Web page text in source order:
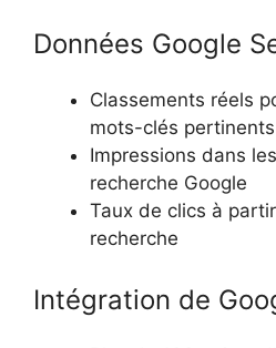
Données Google
Classements réels
mots-clés pertinents
Impressions dans
recherche Google
Taux de clics à
recherche
Intégration de